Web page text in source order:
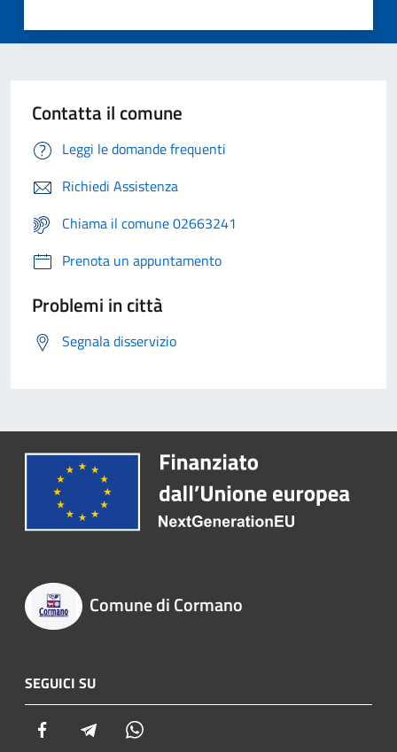
Contatta il comune
Leggi le domande frequenti
Richiedi Assistenza
Chiama il comune 02663241
Prenota un appuntamento
Problemi in città
Segnala disservizio
Comune di Cormano
SEGUICI SU
Facebook Telegram